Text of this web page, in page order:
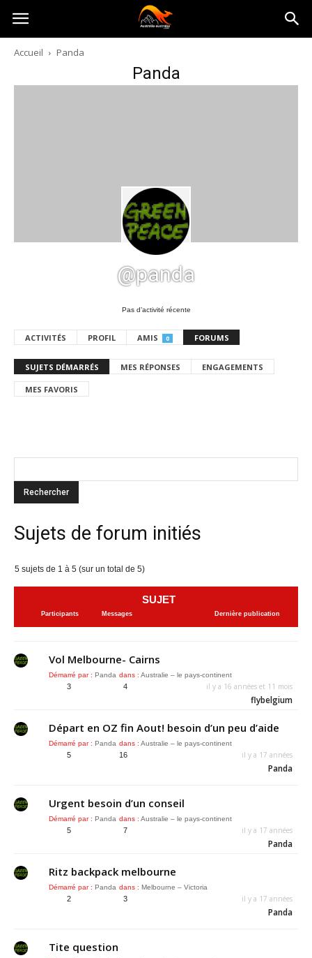
Australia-
australie.com
Accueil Panda
Panda
@panda
Pas d’activité récente
ACTIVITÉS PROFIL AMIS 0 FORUMS
SUJETS DÉMARRÉS MES RÉPONSES ENGAGEMENTS
MES FAVORIS
Sujets de forum initiés
5 sujets de 1 à 5 (sur un total de 5)
SUJET
Participants Messages Dernière publication
Vol Melbourne- Cairns
Démarré par : Panda dans : Australie – le pays-continent
3 4 il y a 16 années et 11 mois
flybelgium
Départ en OZ fin Aout! besoin d’un peu d’aide
Démarré par : Panda dans : Australie – le pays-continent
5 16 il y a 17 années
Panda
Urgent besoin d’un conseil
Démarré par : Panda dans : Australie – le pays-continent
5 7 il y a 17 années
Panda
Ritz backpack melbourne
Démarré par : Panda dans : Melbourne – Victoria
2 3 il y a 17 années
Panda
Tite question